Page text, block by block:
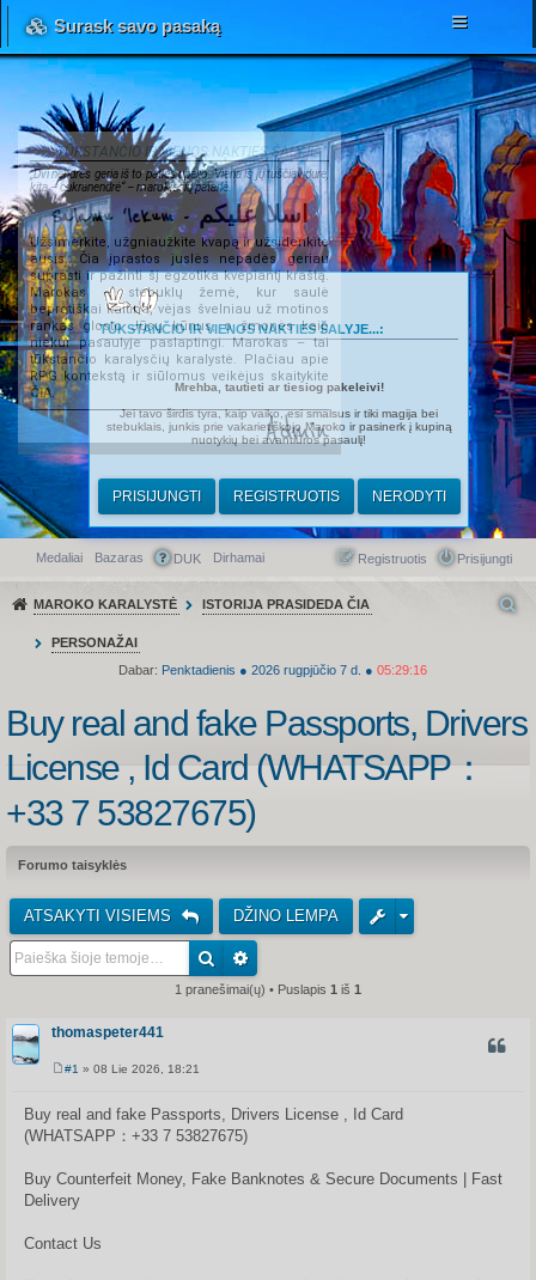
Surask savo pasaką
TŪKSTANČIO IR VIENOS NAKTIES ŠALYJE...
„Dvi nendrės geria iš to paties upelio. Viena iš jų tuščiavidurė,
kita – cukranendrė“ – marokiečių patarlė.
Salamu 'lekum - اسلا عليكم
Užsimerkite, užgniaužkite kvapą ir užsidenkite
ausis. Čia įprastos juslės nepadės geriau
suprasti ir pažinti šį egzotika kvepiantį kraštą.
Marokas – stebuklų žemė, kur saulė
beprotiškai kaitina, vėjas švelniau už motinos
rankas glosto Jūsų kūnus, o žmonės kaip
niekur pasaulyje paslaptingi. Marokas – tai
tūkstančio karalysčių karalystė. Plačiau apie
RPG kontekstą ir siūlomus veikėjus skaitykite
ČIA.
Admin
Greitasis meniu
Medaliai Bazaras DUK Dirhamai Prisijungti
Registruotis
MAROKO KARALYSTĖ ISTORIJA PRASIDEDA ČIA
PERSONAŽAI
Dabar: Penktadienis ● 2026 rugpjūčio 7 d. ● 05:29:17
TŪKSTANČIO IR VIENOS NAKTIES ŠALYJE...:
Mrehba, tautieti ar tiesiog pakeleivi!
Jei tavo širdis tyra, kaip vaiko, esi smalsus ir tiki magija bei
stebuklais, junkis prie vakarietiškojo Maroko ir pasinerk į kupiną
nuotykių bei avantiūros pasaulį!
PRISIJUNGTI REGISTRUOTIS NERODYTI
Buy real and fake Passports, Drivers
License , Id Card (WHATSAPP：
+33 7 53827675)
Forumo taisyklės
ATSAKYTI VISIEMS DŽINO LEMPA
1 pranešimai(ų) • Puslapis 1 iš 1
thomaspeter441
n
t
n
#1 » 08 Lie 2026, 18:21
Buy real and fake Passports, Drivers License , Id Card
(WHATSAPP：+33 7 53827675)
Buy Counterfeit Money, Fake Banknotes & Secure Documents | Fast
Delivery
Contact Us